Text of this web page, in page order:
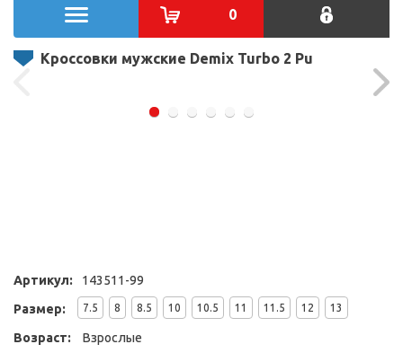
0
Кроссовки мужские Demix Turbo 2 Pu
Артикул:
143511-99
Размер:
7.5 8 8.5 10 10.5 11 11.5 12 13
Возраст:
Взрослые